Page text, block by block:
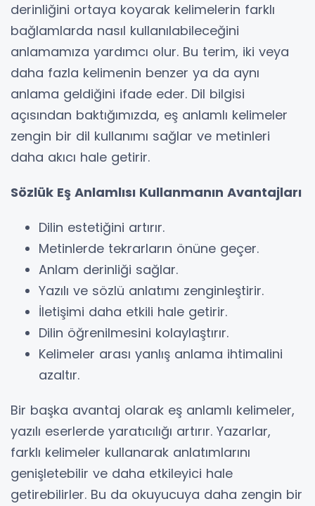
derinliğini ortaya koyarak kelimelerin farklı
bağlamlarda nasıl kullanılabileceğini
anlamamıza yardımcı olur. Bu terim, iki veya
daha fazla kelimenin benzer ya da aynı
anlama geldiğini ifade eder. Dil bilgisi
açısından baktığımızda, eş anlamlı kelimeler
zengin bir dil kullanımı sağlar ve metinleri
daha akıcı hale getirir.
Sözlük Eş Anlamlısı Kullanmanın Avantajları
Dilin estetiğini artırır.
Metinlerde tekrarların önüne geçer.
Anlam derinliği sağlar.
Yazılı ve sözlü anlatımı zenginleştirir.
İletişimi daha etkili hale getirir.
Dilin öğrenilmesini kolaylaştırır.
Kelimeler arası yanlış anlama ihtimalini
azaltır.
Bir başka avantaj olarak eş anlamlı kelimeler,
yazılı eserlerde yaratıcılığı artırır. Yazarlar,
farklı kelimeler kullanarak anlatımlarını
genişletebilir ve daha etkileyici hale
getirebilirler. Bu da okuyucuya daha zengin bir